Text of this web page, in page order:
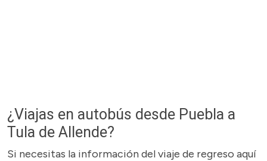
¿Viajas en autobús desde Puebla a
Tula de Allende?
Si necesitas la información del viaje de regreso aquí